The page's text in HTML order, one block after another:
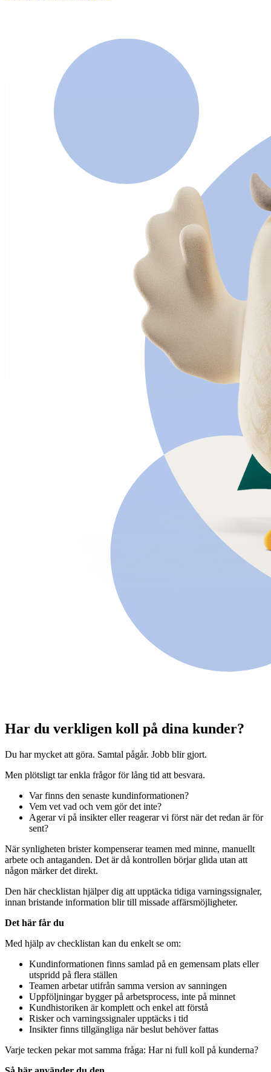
Har du verkligen koll på dina kunder?
Du har mycket att göra. Samtal pågår. Jobb blir gjort.
Men plötsligt tar enkla frågor för lång tid att besvara.
Var finns den senaste kundinformationen?
Vem vet vad och vem gör det inte?
Agerar vi på insikter eller reagerar vi först när det redan är för
sent?
När synligheten brister kompenserar teamen med minne, manuellt
arbete och antaganden. Det är då kontrollen börjar glida utan att
någon märker det direkt.
Den här checklistan hjälper dig att upptäcka tidiga varningssignaler,
innan bristande information blir till missade affärsmöjligheter.
Det här får du
Med hjälp av checklistan kan du enkelt se om:
Kundinformationen finns samlad på en gemensam plats eller
utspridd på flera ställen
Teamen arbetar utifrån samma version av sanningen
Uppföljningar bygger på arbetsprocess, inte på minnet
Kundhistoriken är komplett och enkel att förstå
Risker och varningssignaler upptäcks i tid
Insikter finns tillgängliga när beslut behöver fattas
Varje tecken pekar mot samma fråga: Har ni full koll på kunderna?